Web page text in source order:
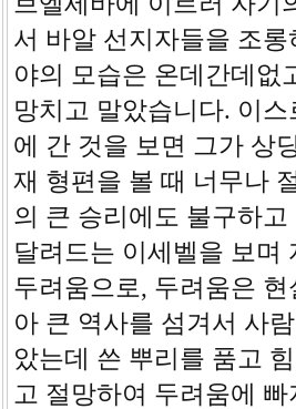
서 바알 선지자들을 조
야의 모습은 온데간데없
망치고 말았습니다. 이
에 간 것을 보면 그가 상
재 형편을 볼 때 너무나
의 큰 승리에도 불구하
달려드는 이세벨을 보며
두려움으로, 두려움은
아 큰 역사를 섬겨서 사
았는데 쓴 뿌리를 품고
고 절망하여 두려움에